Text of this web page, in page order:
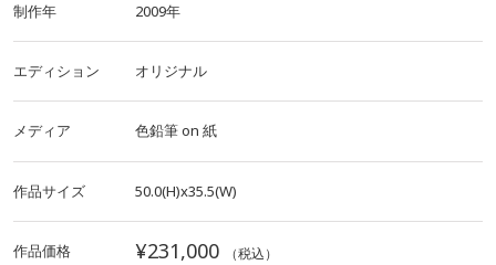
制作年 2009年
エディション オリジナル
メディア 色鉛筆on 紙
作品サイズ 50.0(H)x35.5(W)
作品価格 ¥231,000 （税込）